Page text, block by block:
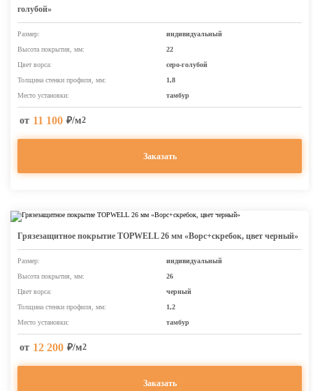
голубой»
Размер:
индивидуальный
Высота покрытия, мм:
22
Цвет ворса:
серо-голубой
Толщина стенки профиля, мм:
1,8
Место установки:
тамбур
от 11 100 ₽/м2
Заказать
Грязезащитное покрытие TOPWELL 26 мм «Ворс+скребок, цвет черный»
Размер:
индивидуальный
Высота покрытия, мм:
26
Цвет ворса:
черный
Толщина стенки профиля, мм:
1,2
Место установки:
тамбур
от 12 200 ₽/м2
Заказать